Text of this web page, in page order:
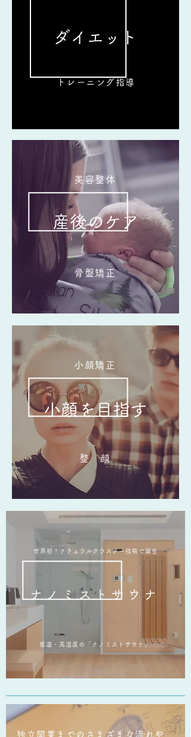
ダイエット
トレーニング指導
​産後のケア
骨盤矯正
美容整体
小顔を目指す
小顔矯正
整 顔
ナノミストサウナ
低温・高湿度の「ナノミストサウナ」
世界初！ナチュラルクラスター技術で誕生
独立開業までのさまざまな流れや、